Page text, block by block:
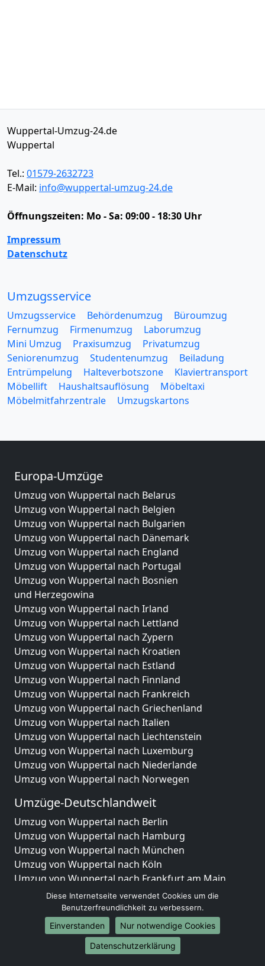
Wuppertal-Umzug-24.de
Wuppertal
Tel.: 01579-2632723
E-Mail: info@wuppertal-umzug-24.de
Öffnungszeiten: Mo - Sa: 09:00 - 18:30 Uhr
Impressum
Datenschutz
Umzugsservice
Umzugsservice Behördenumzug
Büroumzug
Fernumzug
Firmenumzug
Laborumzug
Mini Umzug
Praxisumzug
Privatumzug
Seniorenumzug
Studentenumzug
Beiladung
Entrümpelung
Halteverbotszone
Klaviertransport
Möbellift
Haushaltsauflösung
Möbeltaxi
Möbelmitfahrzentrale
Umzugskartons
Europa-Umzüge
Umzug von Wuppertal nach Belarus
Umzug von Wuppertal nach Belgien
Umzug von Wuppertal nach Bulgarien
Umzug von Wuppertal nach Dänemark
Umzug von Wuppertal nach England
Umzug von Wuppertal nach Portugal
Umzug von Wuppertal nach Bosnien
und Herzegowina
Umzug von Wuppertal nach Irland
Umzug von Wuppertal nach Lettland
Umzug von Wuppertal nach Zypern
Umzug von Wuppertal nach Kroatien
Umzug von Wuppertal nach Estland
Umzug von Wuppertal nach Finnland
Umzug von Wuppertal nach Frankreich
Umzug von Wuppertal nach Griechenland
Umzug von Wuppertal nach Italien
Umzug von Wuppertal nach Liechtenstein
Umzug von Wuppertal nach Luxemburg
Umzug von Wuppertal nach Niederlande
Umzug von Wuppertal nach Norwegen
Umzüge-Deutschlandweit
Umzug von Wuppertal nach Berlin
Umzug von Wuppertal nach Hamburg
Umzug von Wuppertal nach München
Umzug von Wuppertal nach Köln
Umzug von Wuppertal nach Frankfurt am Main
Umzug von Wuppertal nach Stuttgart
Umzug von Wuppertal nach Düsseldorf
Umzug von Wuppertal nach Leipzig
Umzug von Wuppertal nach Dortmund
Umzug von Wuppertal nach Essen
Diese Internetseite verwendet Cookies um die
Benutzerfreundlichkeit zu verbessern.
Einverstanden
Nur notwendige Cookies
Datenschutzerklärung